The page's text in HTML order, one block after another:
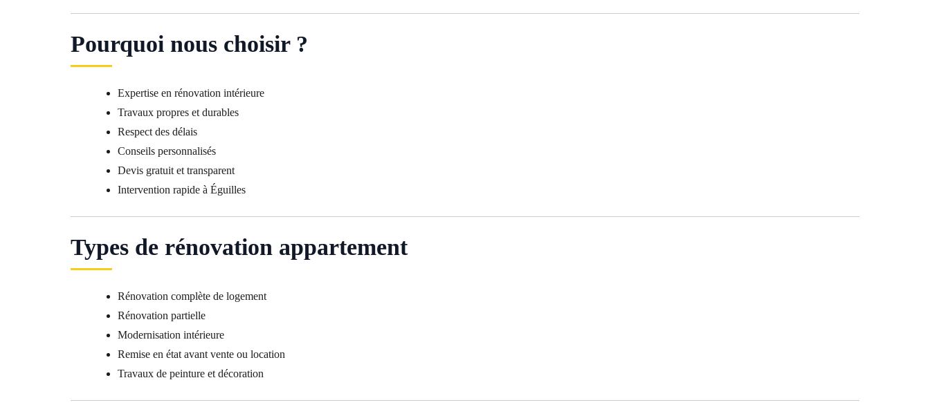
Pourquoi nous choisir ?
Expertise en rénovation intérieure
Travaux propres et durables
Respect des délais
Conseils personnalisés
Devis gratuit et transparent
Intervention rapide à Éguilles
Types de rénovation appartement
Rénovation complète de logement
Rénovation partielle
Modernisation intérieure
Remise en état avant vente ou location
Travaux de peinture et décoration